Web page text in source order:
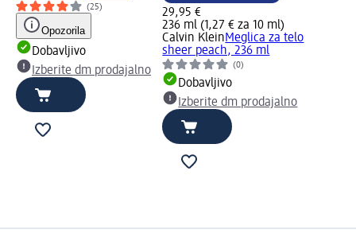
(25)
Opozorila
Dobavljivo
Izberite dm prodajalno
29,95 €
236 ml (1,27 € za 10 ml)
Calvin KleinMeglica za telo
sheer peach, 236 ml
(0)
Dobavljivo
Izberite dm prodajalno